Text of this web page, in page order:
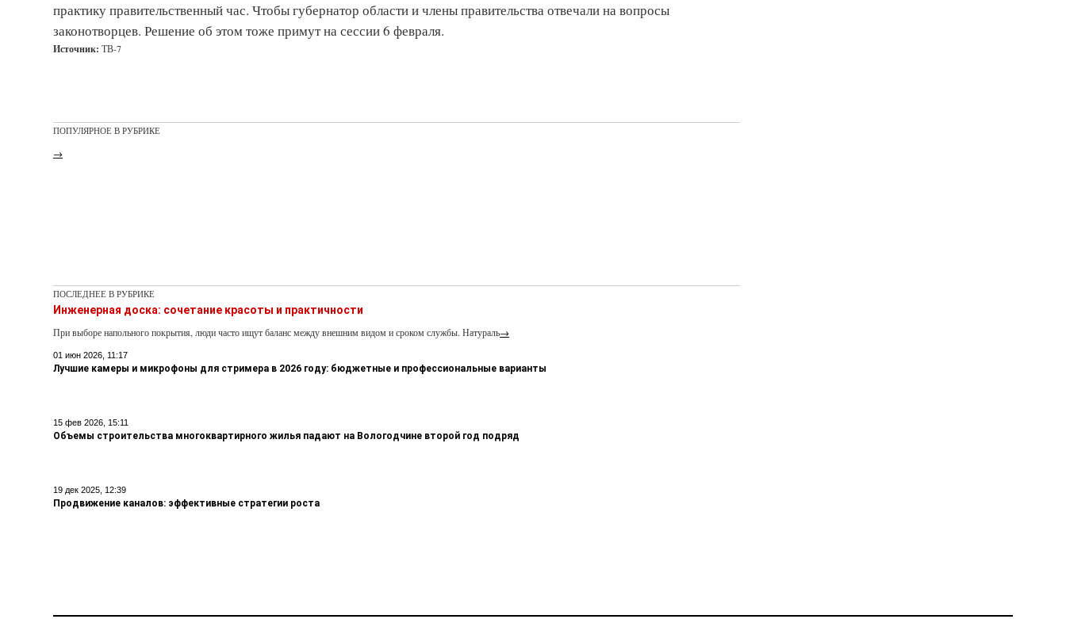
практику правительственный час. Чтобы губернатор области и члены правительства отвечали на вопросы
законотворцев. Решение об этом тоже примут на сессии 6 февраля.
Источник: ТВ-7
ПОПУЛЯРНОЕ В РУБРИКЕ
→
ПОСЛЕДНЕЕ В РУБРИКЕ
Инженерная доска: сочетание красоты и практичности
При выборе напольного покрытия, люди часто ищут баланс между внешним видом и сроком службы. Натураль→
01 июн 2026, 11:17
Лучшие камеры и микрофоны для стримера в 2026 году: бюджетные и профессиональные варианты
15 фев 2026, 15:11
Объемы строительства многоквартирного жилья падают на Вологодчине второй год подряд
19 дек 2025, 12:39
Продвижение каналов: эффективные стратегии роста